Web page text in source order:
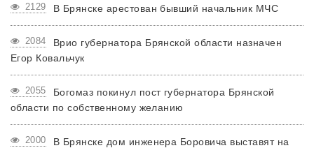
2129 В Брянске арестован бывший начальник МЧС
2084
Врио губернатора Брянской области назначен
Егор Ковальчук
2055
Богомаз покинул пост губернатора Брянской
области по собственному желанию
2000
В Брянске дом инженера Боровича выставят на